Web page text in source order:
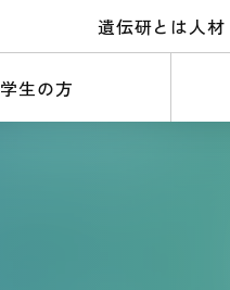
遺伝研とは人
学生の方